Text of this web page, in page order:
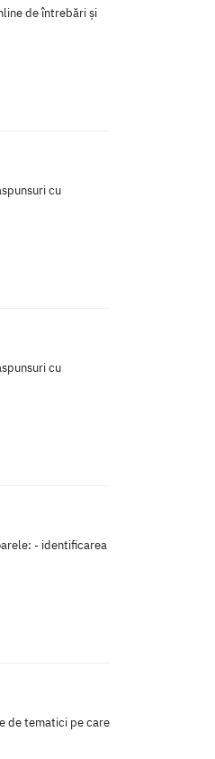
de întrebări și
cu
cu
- identificarea
de tematici pe care